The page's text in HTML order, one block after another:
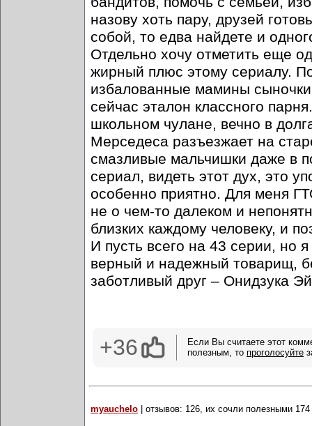
назову хоть пару, друзей
собой, то едва найдете и
Отдельно хочу отметить еще
жирный плюс этому сериалу.
избалованные мамины
сейчас эталон классного
школьном чулане, вечно в
Мерседеса разъезжает на
смазливые мальчишки даже в
сериал, видеть этот дух, это
особенно приятно. Для меня
не о чем-то далеком и
близких каждому человеку, и
И пусть всего на 43 серии, но
верный и надежный товарищ,
заботливый друг – Онидзука
+36
Если Вы считаете этот
полезным, то проголосуйте
myauchelo | отзывов: 126, их сочли полезными 174